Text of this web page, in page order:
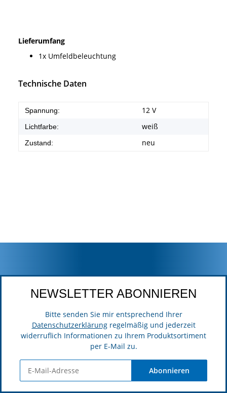
Lieferumfang
1x Umfeldbeleuchtung
Technische Daten
Spannung: 12 V
Lichtfarbe: weiß
Zustand: neu
NEWSLETTER ABONNIEREN
Bitte senden Sie mir entsprechend Ihrer
Datenschutzerklärungregelmäßig und jederzeit
widerruflich Informationen zu Ihrem Produktsortiment
per E-Mail zu.
Abonnieren